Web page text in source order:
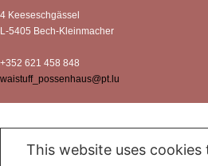
4 Keeseschgässel
L-5405 Bech-Kleinmacher
+352 621 458 848
waistuff_possenhaus@pt.lu
This website uses